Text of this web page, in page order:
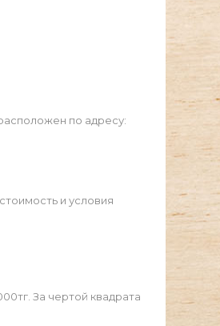
по адресу:
и условия
За чертой квадрата